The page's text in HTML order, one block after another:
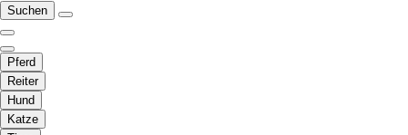
Suchen
Pferd
Reiter
Hund
Katze